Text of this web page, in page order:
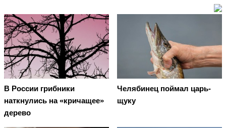
В России грибники
наткнулись на «кричащее»
дерево
Челябинец поймал царь-
щуку